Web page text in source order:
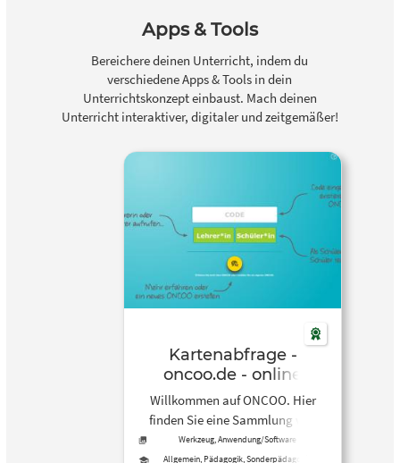
Apps & Tools
Bereichere deinen Unterricht, indem du
verschiedene Apps & Tools in dein
Unterrichtskonzept einbaust. Mach deinen
Unterricht interaktiver, digitaler und zeitgemäßer!
Kartenabfrage -
oncoo.de - online
kooperieren
Willkommen auf ONCOO. Hier
finden Sie eine Sammlung von
Apps zum kooperativen Lernen,
die mit PC, Laptop, Smartboard,
Werkzeug, Anwendung/Software
Allgemein, Pädagogik, Sonderpädagogik,